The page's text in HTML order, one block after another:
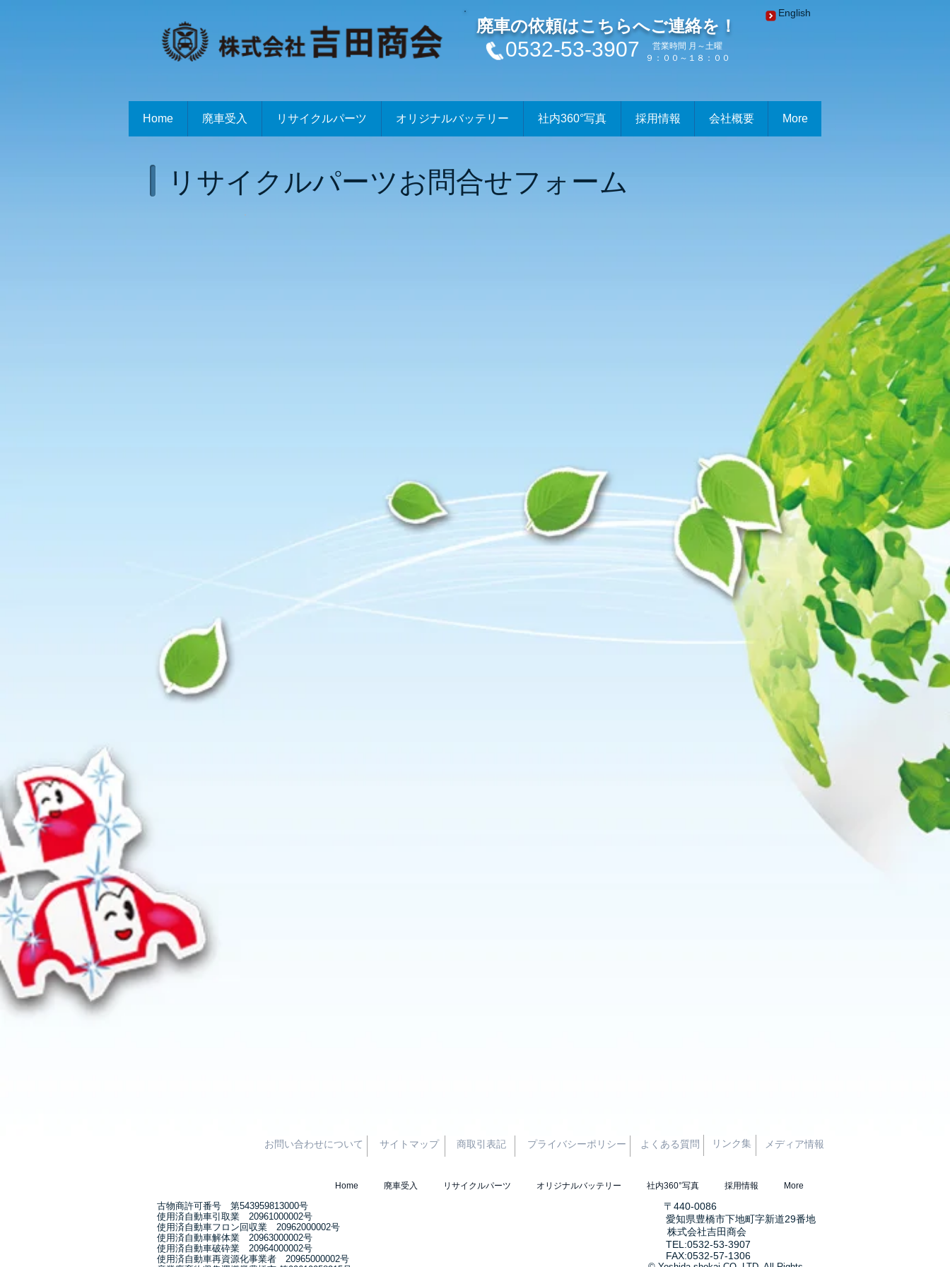
廃車の依頼はこちらへご連絡を！
0532-53-3907
営業時間 月～土曜
９：００～１８：００
English
リサイクルパーツお問合せフォーム
Home 廃車受入 リサイクルパーツ オリジナルバッテリー 社内360°写真 採用情報 会社概要 More
お問い合わせについて サイトマップ 商取引表記 プライバシーポリシー よくある質問 リンク集 メディア情報
Home 廃車受入 リサイクルパーツ オリジナルバッテリー 社内360°写真 採用情報 More
古物商許可番号 第543959813000号
使用済自動車引取業 20961000002号
使用済自動車フロン回収業 20962000002号
使用済自動車解体業 20963000002号
使用済自動車破砕業 20964000002号
使用済自動車再資源化事業者 20965000002号
〒440-0086
愛知県豊橋市下地町字新道29番地
株式会社吉田商会
TEL:0532-53-3907
FAX:0532-57-1306